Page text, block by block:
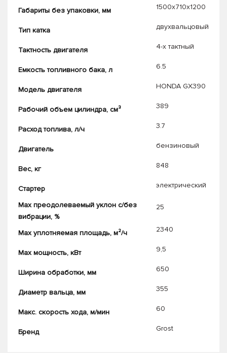
Габариты без упаковки, мм 1500х710х1200
Тип катка двухвальцовый
Тактность двигателя 4-х тактный
Емкость топливного бака, л 6.5
Модель двигателя HONDA GX390
Рабочий объем цилиндра, см³ 389
Расход топлива, л/ч 3.7
Двигатель бензиновый
Вес, кг 848
Стартер электрический
Max преодолеваемый уклон с/без
вибрации, %
25
Max уплотняемая площадь, м²/ч 2340
Max мощность, кВт 9,5
Ширина обработки, мм 650
Диаметр вальца, мм 355
Макс. скорость хода, м/мин 60
Бренд Grost